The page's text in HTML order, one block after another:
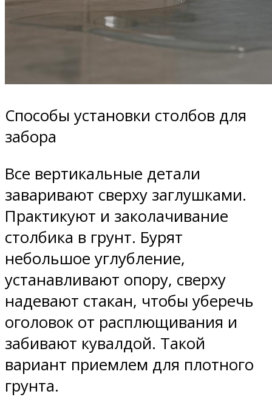
Способы установки столбов для
забора
Все вертикальные детали
заваривают сверху заглушками.
Практикуют и заколачивание
столбика в грунт. Бурят
небольшое углубление,
устанавливают опору, сверху
надевают стакан, чтобы уберечь
оголовок от расплющивания и
забивают кувалдой. Такой
вариант приемлем для плотного
грунта.